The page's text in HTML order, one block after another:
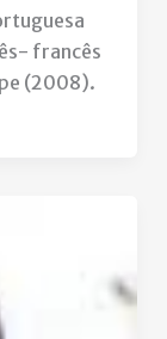
francês
(2008).